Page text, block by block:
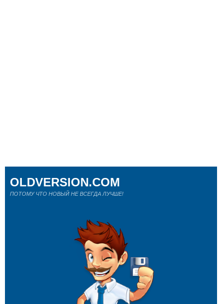
OLDVERSION.COM
ПОТОМУ ЧТО НОВЫЙ НЕ ВСЕГДА ЛУЧШЕ!